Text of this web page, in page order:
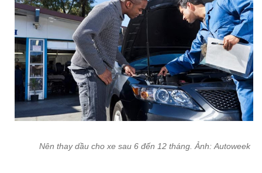
Nên thay dầu cho xe sau 6 đến 12 tháng. Ảnh: Autoweek
Chọn loại dầu thích hợp cho xe
Loại dầu nào tốt cho xe cũng sẽ được ghi rõ trong
cuốn Sổ tay. Đối với các dòng xe đời mới, lượng
dầu cần thiết sẽ được in trên nắp lỗ nạp. Nếu
thể kiểm soát chi phí cho việc nạp dầu tốt hơn.